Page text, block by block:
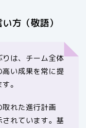
方（敬語）
りは、チーム全体
い成果を常に提
。
取れた進行計画
れています。基